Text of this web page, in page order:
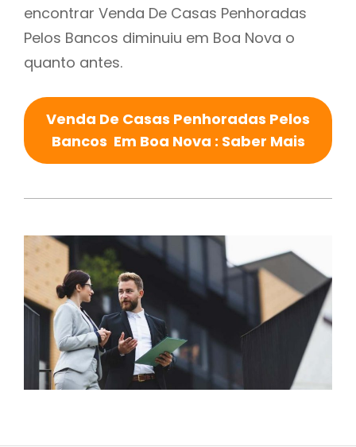
encontrar Venda De Casas Penhoradas
Pelos Bancos diminuiu em Boa Nova o
quanto antes.
Venda De Casas Penhoradas Pelos
Bancos Em Boa Nova : Saber Mais